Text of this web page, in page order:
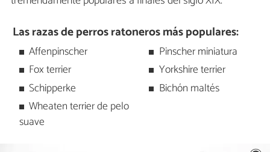
Las razas de perros ratoneros más populares:
Affenpinscher
Fox terrier
Schipperke
Wheaten terrier de pelo
suave
Pinscher miniatura
Yorkshire terrier
Bichón maltés